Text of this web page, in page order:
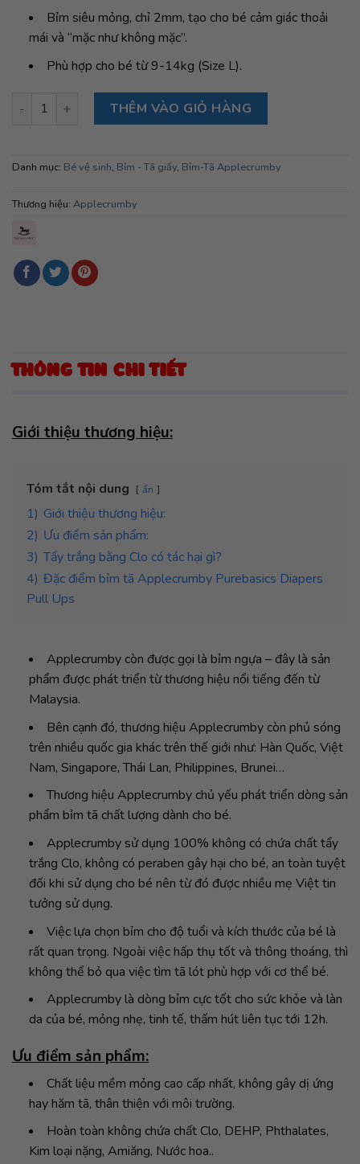
Bỉm siêu mỏng, chỉ 2mm, tạo cho bé cảm giác thoải
mái và “mặc như không mặc”.
Phù hợp cho bé từ 9-14kg (Size L).
Bỉm tã quần ngày đêm Applecrumby Purebasics Diapers Pull
THÊM VÀO GIỎ HÀNG
Danh mục: Bé vệ sinh, Bỉm - Tã giấy, Bỉm-Tã Applecrumby
Thương hiệu: Applecrumby
THÔNG TIN CHI TIẾT
Giới thiệu thương hiệu:
Tóm tắt nội dung ẩn
1) Giới thiệu thương hiệu:
2) Ưu điểm sản phẩm:
3) Tẩy trắng bằng Clo có tác hại gì?
4) Đặc điểm bỉm tã Applecrumby Purebasics Diapers
Pull Ups
Applecrumby còn được gọi là bỉm ngựa – đây là sản
phẩm được phát triển từ thương hiệu nổi tiếng đến từ
Malaysia.
Bên cạnh đó, thương hiệu Applecrumby còn phủ sóng
trên nhiều quốc gia khác trên thế giới như: Hàn Quốc, Việt
Nam, Singapore, Thái Lan, Philippines, Brunei…
Thương hiệu Applecrumby chủ yếu phát triển dòng sản
phẩm bỉm tã chất lượng dành cho bé.
Applecrumby sử dụng 100% không có chứa chất tẩy
trắng Clo, không có peraben gây hại cho bé, an toàn tuyệt
đối khi sử dụng cho bé nên từ đó được nhiều mẹ Việt tin
tưởng sử dụng.
Việc lựa chọn bỉm cho độ tuổi và kích thước của bé là
rất quan trọng. Ngoài việc hấp thụ tốt và thông thoáng, thì
không thể bỏ qua việc tìm tã lót phù hợp với cơ thể bé.
Applecrumby là dòng bỉm cực tốt cho sức khỏe và làn
da của bé, mỏng nhẹ, tinh tế, thấm hút liên tục tới 12h.
Ưu điểm sản phẩm:
Chất liệu mềm mỏng cao cấp nhất, không gây dị ứng
hay hăm tã, thân thiện với môi trường.
Hoàn toàn không chứa chất Clo, DEHP, Phthalates,
Kim loại nặng, Amiăng, Nước hoa..